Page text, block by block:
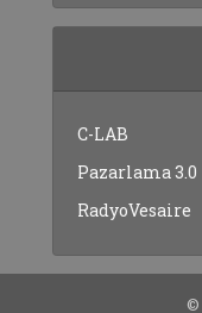
C-LAB
Pazarlama 3.0
RadyoVesaire
©